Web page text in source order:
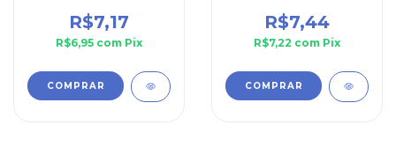
R$7,17
R$6,95 com Pix
R$7,44
R$7,22 com Pix